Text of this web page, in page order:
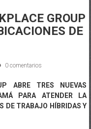
GROUP
DE
PARA ATENDER LA
DE TRABAJO HÍBRIDAS Y